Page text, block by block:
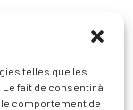
telles que les
fait de consentir à
comportement de